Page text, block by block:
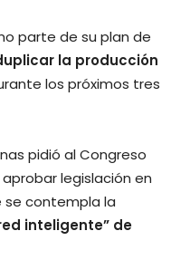
parte de su plan de
la producción
los próximos tres
pidió al Congreso
legislación en
contempla la
inteligente” de